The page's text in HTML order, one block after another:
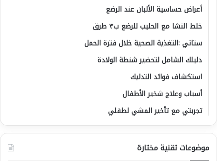
أعراض حساسية الألبان عند الرضع
خلط النشا مع الحليب للرضع ب٣ طرق
ستاتي :التغذية الصحية خلال فترة الحمل
دليلك الشامل لتحضير شنطة الولادة
استكشاف فوائد التدليك
أسباب وعلاج شخير الأطفال
تجربتي مع تأخير المشي لطفلي
موضوعات تقنية مختارة